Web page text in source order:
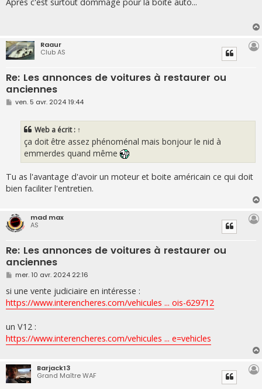
s
Raaur
Club AS
Re: Les annonces de voitures à restaurer ou
anciennes
M
ven. 5 avr. 2024 19:44
Web a écrit : ↑
ça doit être assez phénoménal mais bonjour le nid à
emmerdes quand même
Tu as l'avantage d'avoir un moteur et boite américain ce qui doit
bien faciliter l'entretien.
mad max
AS
Re: Les annonces de voitures à restaurer ou
anciennes
M
s
s
a
g
mer. 10 avr. 2024 22:16
si une vente judiciaire en intéresse :
https://www.interencheres.com/vehicules ... ois-629712
un V12 :
https://www.interencheres.com/vehicules ... e=vehicles
Barjack13
Grand Maître WAF